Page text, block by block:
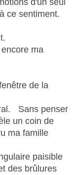
d'un seul
ce sentiment.
ma
de la
Sans penser
un coin de
ma famille
paisible
des brûlures